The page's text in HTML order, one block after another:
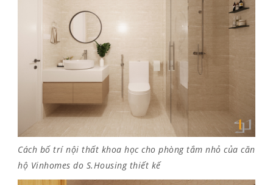
Cách bố trí nội thất khoa học cho phòng tắm nhỏ của căn
hộ Vinhomes do S.Housing thiết kế